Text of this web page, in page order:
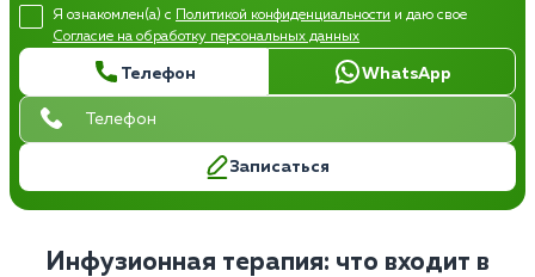
Телефон WhatsApp
Я ознакомлен(а) с Политикой конфиденциальности и даю свое
Согласие на обработку персональных данных
Записаться
Инфузионная терапия: что входит в